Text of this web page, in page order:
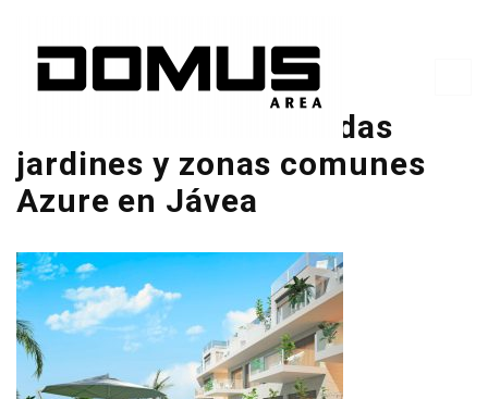
Promoción de viviendas
jardines y zonas comunes
Azure en Jávea